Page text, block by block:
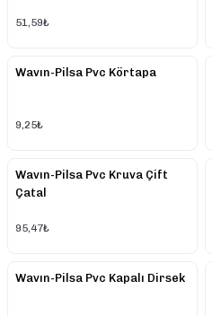
51,59₺
Wavın-Pilsa Pvc Körtapa
9,25₺
Wavın-Pilsa Pvc Kruva Çift
Çatal
95,47₺
Wavın-Pilsa Pvc Kapalı Dirsek